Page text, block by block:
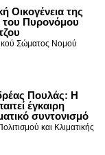
Οικογένεια της
του Πυρονόμου
Σώματος Νομού
Πουλάς: Η
έγκαιρη
συντονισμό
και Κλιματικής